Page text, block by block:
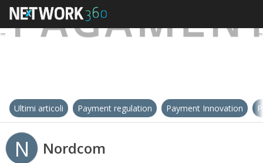
Ultimi articoli Payment regulation Payment Innovation
N Nordcom